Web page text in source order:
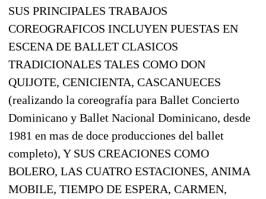
SUS PRINCIPALES TRABAJOS
COREOGRAFICOS INCLUYEN PUESTAS EN
ESCENA DE BALLET CLASICOS
TRADICIONALES TALES COMO DON
QUIJOTE, CENICIENTA, CASCANUECES
(realizando la coreografía para Ballet Concierto
Dominicano y Ballet Nacional Dominicano, desde
1981 en mas de doce producciones del ballet
completo), Y SUS CREACIONES COMO
BOLERO, LAS CUATRO ESTACIONES, ANIMA
MOBILE, TIEMPO DE ESPERA, CARMEN,